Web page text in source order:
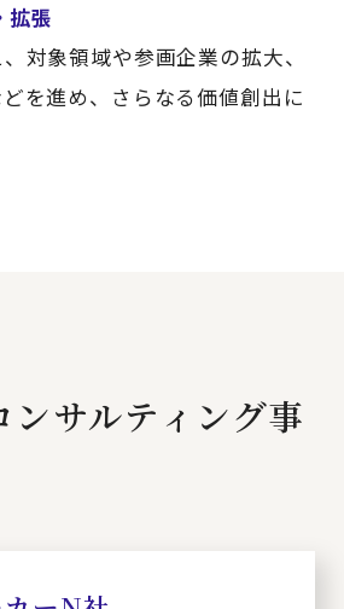
張
対象領域や参画企業の拡大、
を進め、さらなる価値創出に
ンサルティング事